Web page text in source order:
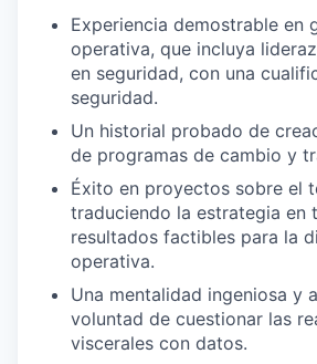
Experiencia demostrable en
operativa, que incluya
en seguridad, con una
seguridad.
Un historial probado de
de programas de cambio y
Éxito en proyectos sobre el
traduciendo la estrategia en
resultados factibles para la
operativa.
Una mentalidad ingeniosa y
voluntad de cuestionar las
viscerales con datos.